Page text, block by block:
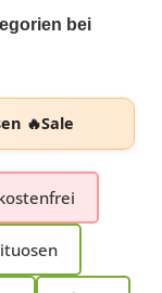
bei
🔥Sale